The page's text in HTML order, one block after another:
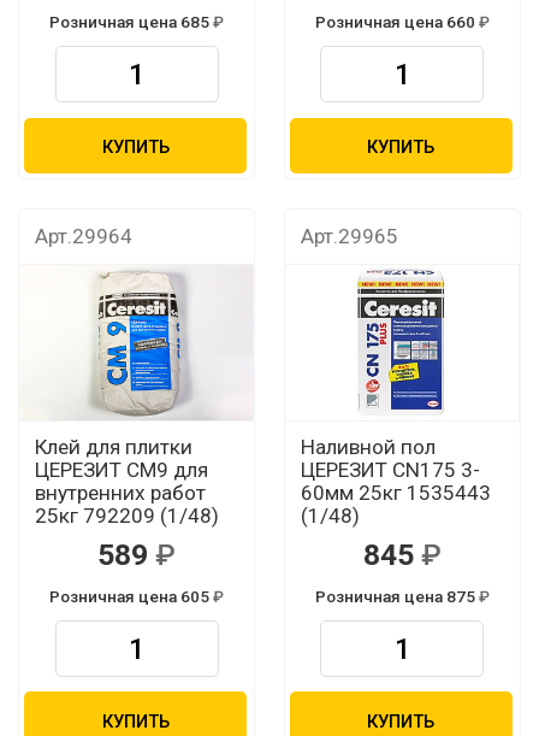
Розничная цена 685
КУПИТЬ
Розничная цена 660
КУПИТЬ
Арт.29964
Клей для плитки
ЦЕРЕЗИТ CМ9 для
внутренних работ
25кг 792209 (1/48)
589
Розничная цена 605
КУПИТЬ
Арт.29965
Наливной пол
ЦЕРЕЗИТ CN175 3-
60мм 25кг 1535443
(1/48)
845
Розничная цена 875
КУПИТЬ